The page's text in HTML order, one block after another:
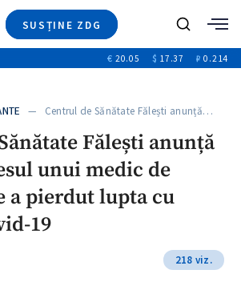
SUSȚINE ZDG
Ştiri
Video
Special
Blog
€ 20.05 $ 17.37 ₽ 0.214
— Centrul de Sănătate Fălești anunță…
Fălești anunță
unui medic de
a pierdut lupta cu
19
218 viz.